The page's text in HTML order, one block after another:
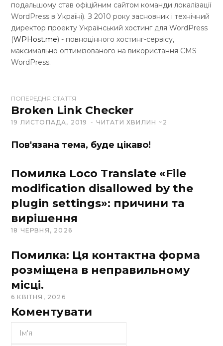
подальшому став офіційним сайтом команди локалізації
WordPress в Україні). З 2010 року засновник і технічний
директор проекту Український хостинг для WordPress
(WPHost.me) - повноцінного хостинг-сервісу,
максимально оптимізованого на використання CMS
WordPress.
e
b
s
ПОПЕРЕДНЯ СТАТТЯ
Broken Link Checker
19 ЛИСТОПАДА, 2019 ЧИТАТИ ХВИЛИН ~2
Пов'язана тема, буде цікаво!
Помилка Loco Translate «File
modification disallowed by the
plugin settings»: причини та
вирішення
18 ЧЕРВНЯ, 2026
Помилка: Ця контактна форма
розміщена в неправильному
місці.
6 КВІТНЯ, 2026
Коментувати